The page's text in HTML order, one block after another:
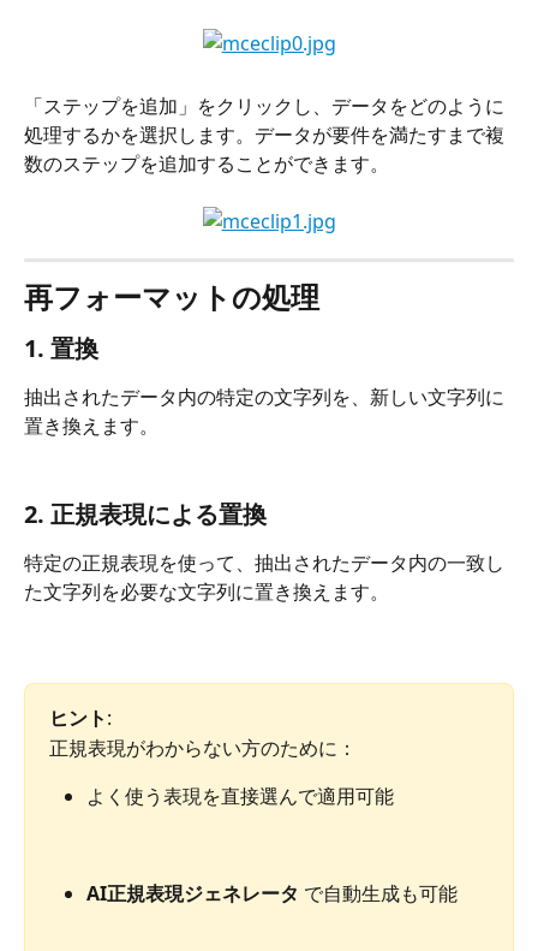
「ステップを追加」をクリックし、データをどのように
処理するかを選択します。データが要件を満たすまで複
数のステップを追加することができます。
再フォーマットの処理
1. 置換
抽出されたデータ内の特定の文字列を、新しい文字列に
置き換えます。
2. 正規表現による置換
特定の正規表現を使って、抽出されたデータ内の一致し
た文字列を必要な文字列に置き換えます。
ヒント:
正規表現がわからない方のために：
よく使う表現を直接選んで適用可能
AI正規表現ジェネレータ で自動生成も可能